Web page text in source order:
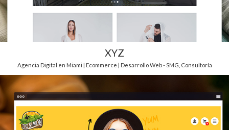
XYZ
Agencia Digital en Miami | Ecommerce | Desarrollo Web - SMG Consultoría